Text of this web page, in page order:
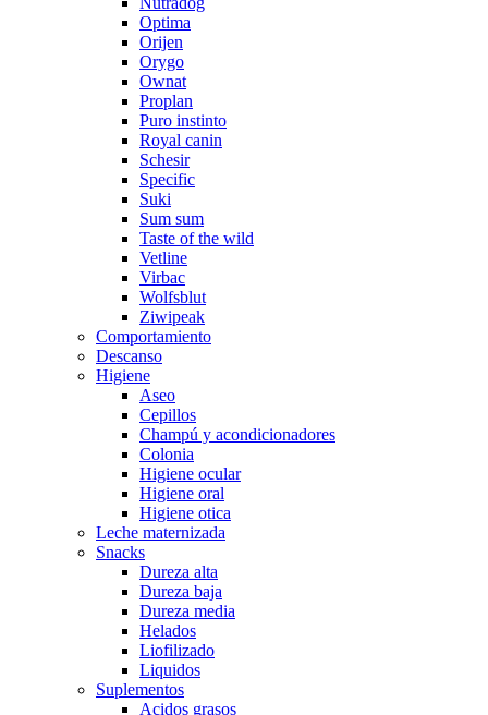
Optima
Orijen
Orygo
Ownat
Proplan
Puro instinto
Royal canin
Schesir
Specific
Suki
Sum sum
Taste of the wild
Vetline
Virbac
Wolfsblut
Ziwipeak
Comportamiento
Descanso
Higiene
Aseo
Cepillos
Champú y acondicionadores
Colonia
Higiene ocular
Higiene oral
Higiene otica
Leche maternizada
Snacks
Dureza alta
Dureza baja
Dureza media
Helados
Liofilizado
Liquidos
Suplementos
Acidos grasos